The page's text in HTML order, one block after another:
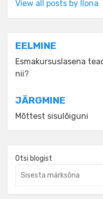
View all posts by Ilona
Navigeerimine
EELMINE
Esmakursuslasena
nii?
JÄRGMINE
Mõttest sisulõiguni
Otsi blogist